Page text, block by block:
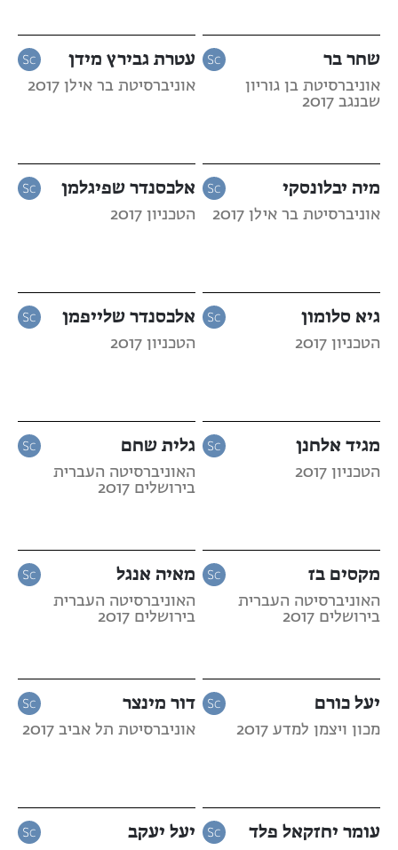
שחר בר
אוניברסיטת בן גוריון
שבנגב 2017
עטרת גבירץ מידן
אוניברסיטת בר אילן 2017
מיה יבלונסקי
אוניברסיטת בר אילן 2017
אלכסנדר שפיגלמן
הטכניון 2017
גיא סלומון
הטכניון 2017
אלכסנדר שלייפמן
הטכניון 2017
מגיד אלחנן
הטכניון 2017
גלית שחם
האוניברסיטה העברית
בירושלים 2017
מקסים בז
האוניברסיטה העברית
בירושלים 2017
מאיה אנגל
האוניברסיטה העברית
בירושלים 2017
יעל כורם
מכון ויצמן למדע 2017
דור מינצר
אוניברסיטת תל אביב 2017
עומר יחזקאל פלד יעל יעקב